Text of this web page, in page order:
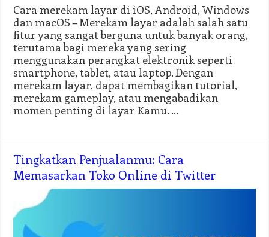
Cara merekam layar di iOS, Android, Windows
dan macOS – Merekam layar adalah salah satu
fitur yang sangat berguna untuk banyak orang,
terutama bagi mereka yang sering
menggunakan perangkat elektronik seperti
smartphone, tablet, atau laptop. Dengan
merekam layar, dapat membagikan tutorial,
merekam gameplay, atau mengabadikan
momen penting di layar Kamu. …
Tingkatkan Penjualanmu: Cara
Memasarkan Toko Online di Twitter